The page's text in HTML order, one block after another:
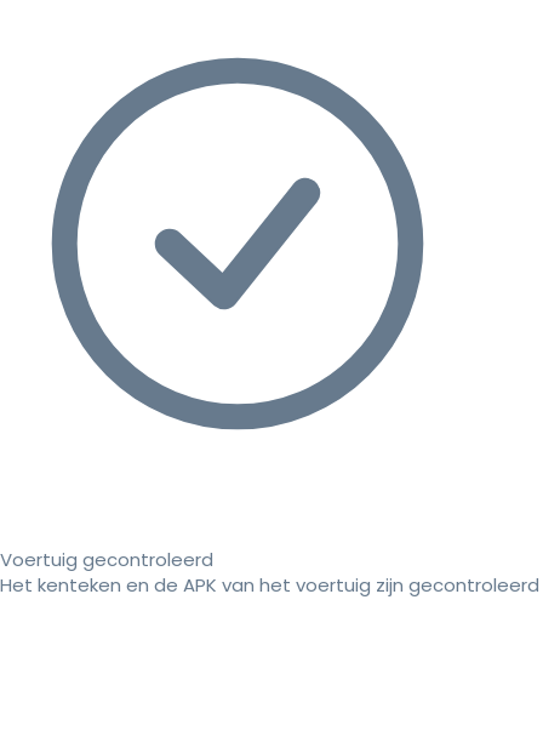
Voertuig gecontroleerd
Het kenteken en de APK van het voertuig zijn gecontroleerd